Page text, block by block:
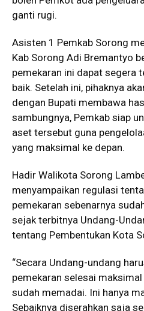
ganti rugi.
Asisten 1 Pemkab Sorong
Kab Sorong Adi Bremantyo
pemekaran ini dapat segera
baik. Setelah ini, pihaknya
dengan Bupati membawa
sambungnya, Pemkab siap
aset tersebut guna
yang maksimal ke depan.
Hadir Walikota Sorong
menyampaikan regulasi
pemekaran sebenarnya
sejak terbitnya Undang-
tentang Pembentukan Kota
“Secara Undang-undang
pemekaran selesai
sudah memadai. Ini hanya
Sebaiknya diserahkan saja